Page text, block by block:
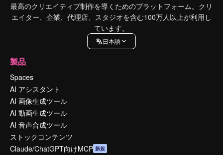
最高のクリエイティブ制作を導くためのプラットフォーム。クリ
エイター、企業、代理店、スタジオを含む100万人以上が利用し
ています。
日本語
製品
Spaces
AI アシスタント
AI 画像生成ツール
AI 動画生成ツール
AI 音声合成ツール
ストックコンテンツ
Claude/ChatGPT向けMCP 新規